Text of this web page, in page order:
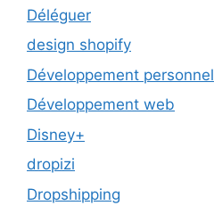
Déléguer
design shopify
Développement personnel
Développement web
Disney+
dropizi
Dropshipping